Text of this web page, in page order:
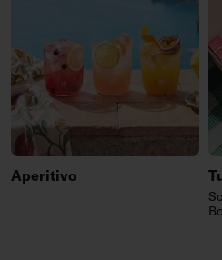
Aperitivo